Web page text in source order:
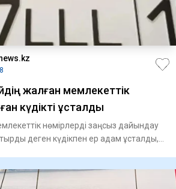
жалған мемлекеттік
күдікті ұсталды
нөмірлерді заңсыз дайындау
деген күдікпен ер адам ұсталды,